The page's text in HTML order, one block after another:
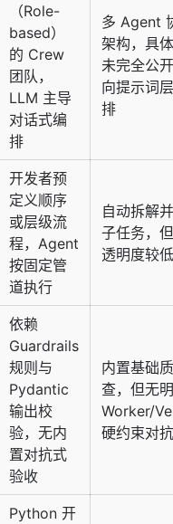
（Role-
based）
的 Crew
团队，
LLM 主导
对话式编
排
多 Agent
架构，具
未完全公
向提示词
排
开发者预
定义顺序
或层级流
程，Agent
按固定管
道执行
自动拆解
子任务，
透明度较低
依赖
Guardrails
规则与
Pydantic
输出校
验，无内
置对抗式
验收
内置基础
查，但无
Worker/
硬约束对
Python 开